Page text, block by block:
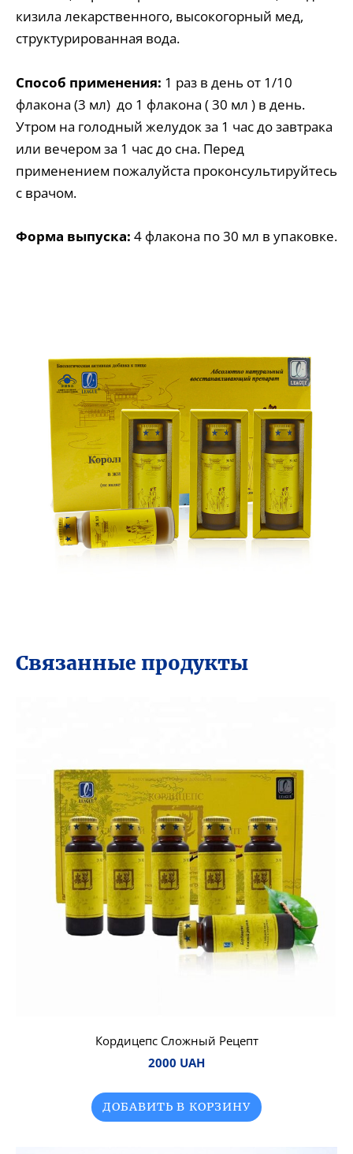
кизила лекарственного, высокогорный мед,
структурированная вода.
Способ применения: 1 раз в день от 1/10
флакона (3 мл) до 1 флакона ( 30 мл ) в день.
Утром на голодный желудок за 1 час до завтрака
или вечером за 1 час до сна. Перед
применением пожалуйста проконсультируйтесь
с врачом.
Форма выпуска: 4 флакона по 30 мл в упаковке.
Связанные продукты
Кордицепс Сложный Рецепт
2000 UAH
ДОБАВИТЬ В КОРЗИНУ